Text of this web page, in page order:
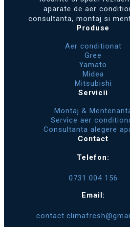
aparate de aer
consultanta, montaj si
Produse
Aer conditionat
Gree
Yamato
Midea
Mitsubishi
Servicii
Montaj &
Service aer
Consultanta alegere
Contact
Telefon:
0731 004 156
Email: